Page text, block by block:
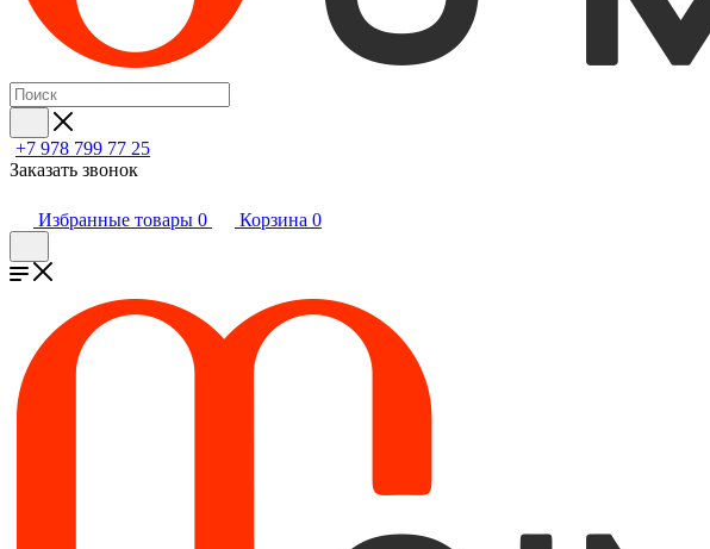
+7 978 799 77 25
Заказать звонок
Избранные товары 0 Корзина 0